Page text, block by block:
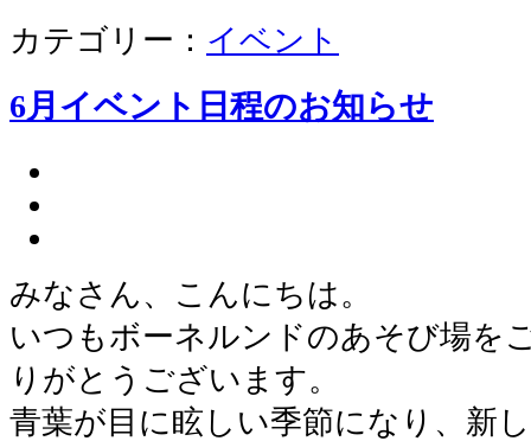
カテゴリー： イベント
6月イベント日程のお知らせ
みなさん、こんにちは。
いつもボーネルンドのあそび場を
りがとうございます。
青葉が目に眩しい季節になり、新